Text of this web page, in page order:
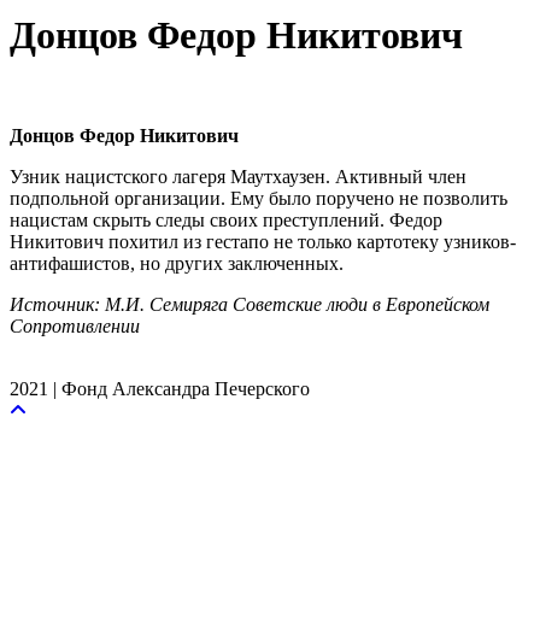
Донцов Федор Никитович
Донцов Федор Никитович
Узник нацистского лагеря Маутхаузен. Активный член
подпольной организации. Ему было поручено не позволить
нацистам скрыть следы своих преступлений. Федор
Никитович похитил из гестапо не только картотеку узников-
антифашистов, но других заключенных.
Источник: М.И. Семиряга Советские люди в Европейском
Сопротивлении
2021 | Фонд Александра Печерского